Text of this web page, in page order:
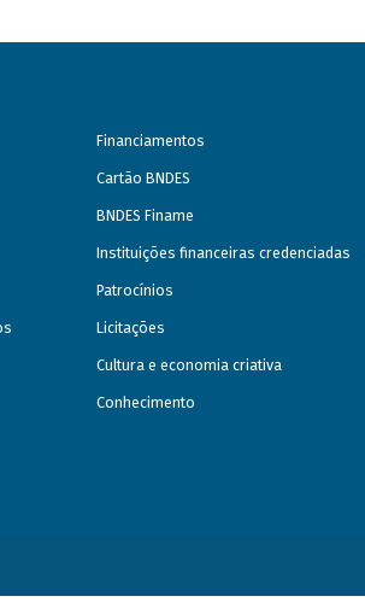
Financiamentos
Cartão BNDES
BNDES Finame
Instituições financeiras credenciadas
Patrocínios
Licitações
Cultura e economia criativa
Conhecimento